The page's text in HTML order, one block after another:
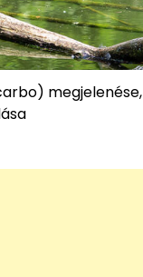
megjelenése,